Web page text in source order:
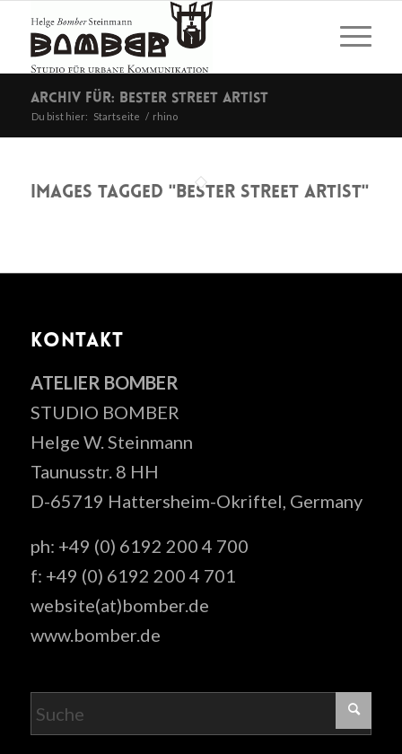
Archiv für: bester street artist
Du bist hier: Startseite / rhino
Images tagged "bester street artist"
KONTAKT
ATELIER BOMBER
STUDIO BOMBER
Helge W. Steinmann
Taunusstr. 8 HH
D-65719 Hattersheim-Okriftel, Germany
ph: +49 (0) 6192 200 4 700
f: +49 (0) 6192 200 4 701
website(at)bomber.de
www.bomber.de